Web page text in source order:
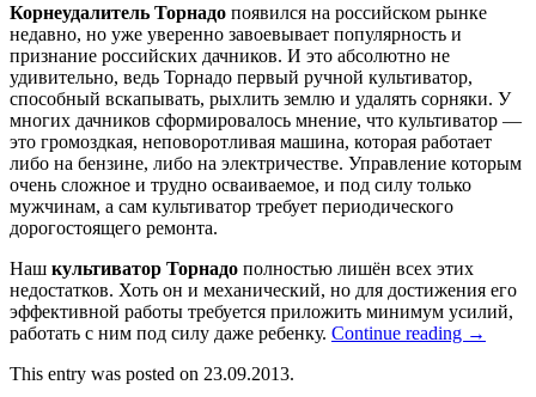
Корнеудалитель Торнадо появился на российском рынке
недавно, но уже уверенно завоевывает популярность и
признание российских дачников. И это абсолютно не
удивительно, ведь Торнадо первый ручной культиватор,
способный вскапывать, рыхлить землю и удалять сорняки. У
многих дачников сформировалось мнение, что культиватор —
это громоздкая, неповоротливая машина, которая работает
либо на бензине, либо на электричестве. Управление которым
очень сложное и трудно осваиваемое, и под силу только
мужчинам, а сам культиватор требует периодического
дорогостоящего ремонта.
Наш культиватор Торнадо полностью лишён всех этих
недостатков. Хоть он и механический, но для достижения его
эффективной работы требуется приложить минимум усилий,
работать с ним под силу даже ребенку. Continue reading →
This entry was posted on 23.09.2013.